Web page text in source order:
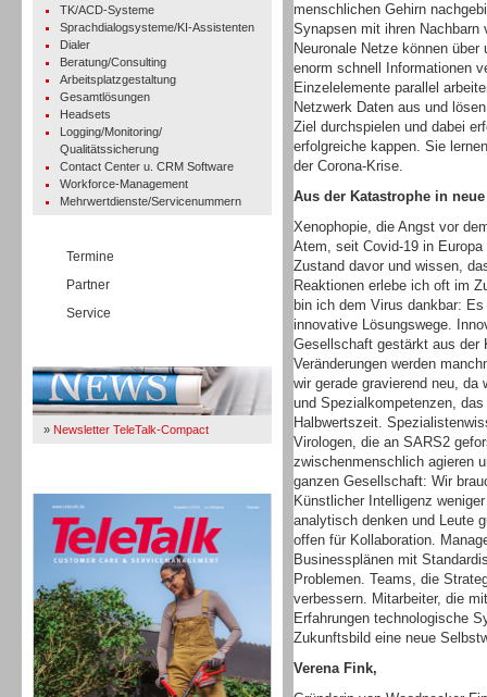
TK/ACD-Systeme
Sprachdialogsysteme/KI-Assistenten
Dialer
Beratung/Consulting
Arbeitsplatzgestaltung
Gesamtlösungen
Headsets
Logging/Monitoring/
Qualitätssicherung
Contact Center u. CRM Software
Workforce-Management
Mehrwertdienste/Servicenummern
Termine
Partner
Service
» Newsletter TeleTalk-Compact
menschlichen Gehirn
Synapsen mit ihren
Neuronale Netze können
enorm schnell Informationen
Einzelelemente parallel
Netzwerk Daten aus und
Ziel durchspielen und dabei
erfolgreiche kappen. Sie
der Corona-Krise.
Aus der Katastrophe in
Xenophopie, die Angst vor
Atem, seit Covid-19 in
Zustand davor und wissen,
Reaktionen erlebe ich oft im
bin ich dem Virus dankbar:
innovative Lösungswege.
Gesellschaft gestärkt aus der
Veränderungen werden
wir gerade gravierend neu, da
und Spezialkompetenzen,
Halbwertszeit.
Virologen, die an SARS2
zwischenmenschlich agieren
ganzen Gesellschaft: Wir
Künstlicher Intelligenz
analytisch denken und Leute
offen für Kollaboration.
Businessplänen mit
Problemen. Teams, die
verbessern. Mitarbeiter, die
Erfahrungen technologische
Zukunftsbild eine neue
Verena Fink,